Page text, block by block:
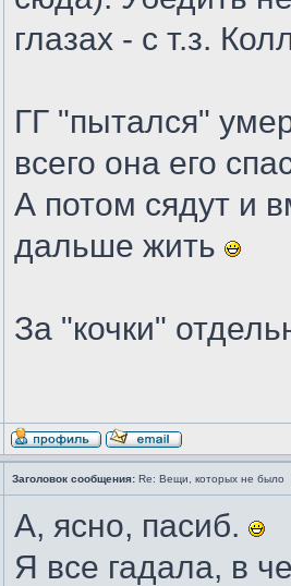
глазах - с т.з.
ГГ "пытался"
всего она его
А потом сядут и
дальше жить
За "кочки"
Заголовок сообщения: Re: Вещи, которых не было
А, ясно, пасиб.
Я все гадала, в